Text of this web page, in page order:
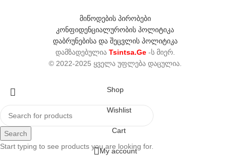
მიწოდების პირობები
კონფიდენციალურობის პოლიტიკა
დაბრუნებისა და შეცვლის პოლიტიკა
დამზადებულია Tsintsa.Ge -ს მიერ.
© 2022-2025 ყველა უფლება დაცულია.
Search
Start typing to see products you are looking for.
Shop
Wishlist
Cart
My account